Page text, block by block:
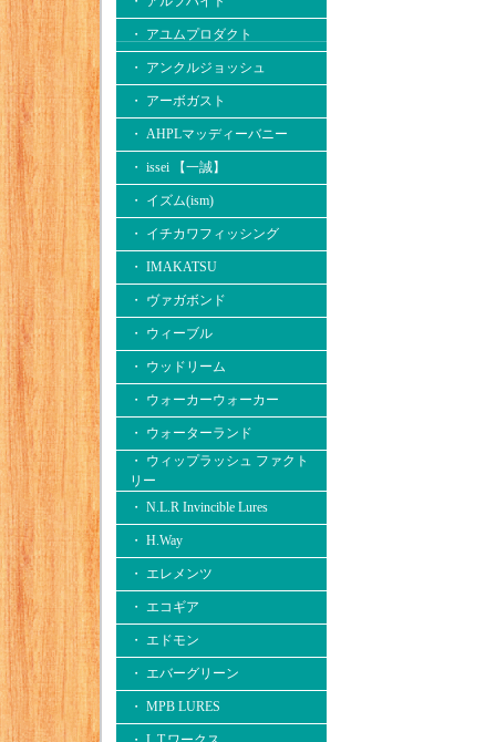
・ アユムプロダクト
・ アンクルジョッシュ
・ アーボガスト
・ AHPLマッディーバニー
・ issei 【一誠】
・ イズム(ism)
・ イチカワフィッシング
・ IMAKATSU
・ ヴァガボンド
・ ウィーブル
・ ウッドリーム
・ ウォーカーウォーカー
・ ウォーターランド
・ ウィップラッシュ ファクト
リー
・ N.L.R Invincible Lures
・ H.Way
・ エレメンツ
・ エコギア
・ エドモン
・ エバーグリーン
・ MPB LURES